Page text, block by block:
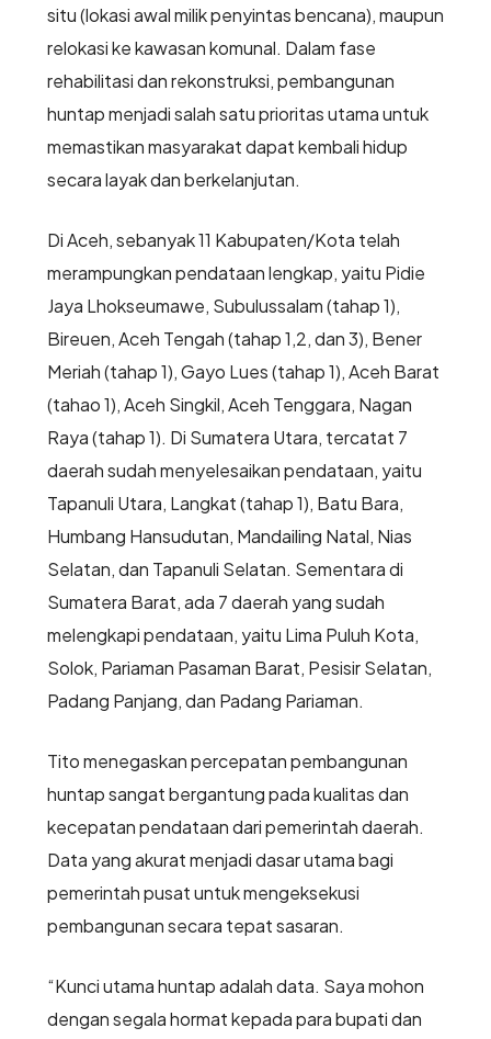
situ (lokasi awal milik penyintas bencana), maupun
relokasi ke kawasan komunal. Dalam fase
rehabilitasi dan rekonstruksi, pembangunan
huntap menjadi salah satu prioritas utama untuk
memastikan masyarakat dapat kembali hidup
secara layak dan berkelanjutan.
Di Aceh, sebanyak 11 Kabupaten/Kota telah
merampungkan pendataan lengkap, yaitu Pidie
Jaya Lhokseumawe, Subulussalam (tahap 1),
Bireuen, Aceh Tengah (tahap 1,2, dan 3), Bener
Meriah (tahap 1), Gayo Lues (tahap 1), Aceh Barat
(tahao 1), Aceh Singkil, Aceh Tenggara, Nagan
Raya (tahap 1). Di Sumatera Utara, tercatat 7
daerah sudah menyelesaikan pendataan, yaitu
Tapanuli Utara, Langkat (tahap 1), Batu Bara,
Humbang Hansudutan, Mandailing Natal, Nias
Selatan, dan Tapanuli Selatan. Sementara di
Sumatera Barat, ada 7 daerah yang sudah
melengkapi pendataan, yaitu Lima Puluh Kota,
Solok, Pariaman Pasaman Barat, Pesisir Selatan,
Padang Panjang, dan Padang Pariaman.
Tito menegaskan percepatan pembangunan
huntap sangat bergantung pada kualitas dan
kecepatan pendataan dari pemerintah daerah.
Data yang akurat menjadi dasar utama bagi
pemerintah pusat untuk mengeksekusi
pembangunan secara tepat sasaran.
“Kunci utama huntap adalah data. Saya mohon
dengan segala hormat kepada para bupati dan